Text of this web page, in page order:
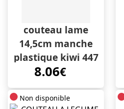
couteau lame
14,5cm manche
plastique kiwi 447
8.06€
Non disponible